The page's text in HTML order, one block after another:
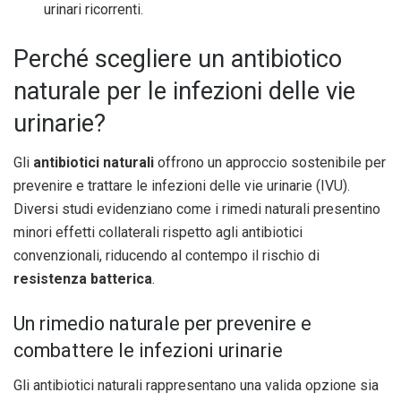
urinari ricorrenti.
Perché scegliere un antibiotico
naturale per le infezioni delle vie
urinarie?
Gli antibiotici naturali offrono un approccio sostenibile per
prevenire e trattare le infezioni delle vie urinarie (IVU).
Diversi studi evidenziano come i rimedi naturali presentino
minori effetti collaterali rispetto agli antibiotici
convenzionali, riducendo al contempo il rischio di
resistenza batterica.
Un rimedio naturale per prevenire e
combattere le infezioni urinarie
Gli antibiotici naturali rappresentano una valida opzione sia